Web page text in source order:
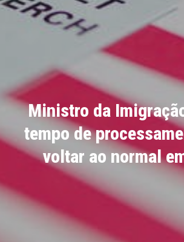
Ministro da
tempo de
voltar ao normal